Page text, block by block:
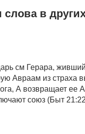
слова в
см Герара,
Авраам из страха
А возвращает ее
союз (Быт